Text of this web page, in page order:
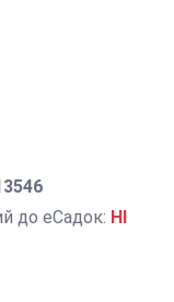
до еСадок: НІ